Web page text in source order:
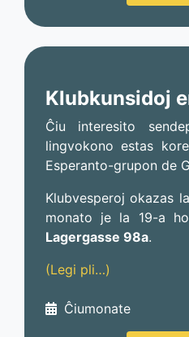
Klubkunsidoj
Ĉiu interesito
lingvokono estas
Esperanto-grupon de
Klubvesperoj okazas
monato je la 19-a
Lagergasse 98a.
(Legi pli…)
Ĉiumonate